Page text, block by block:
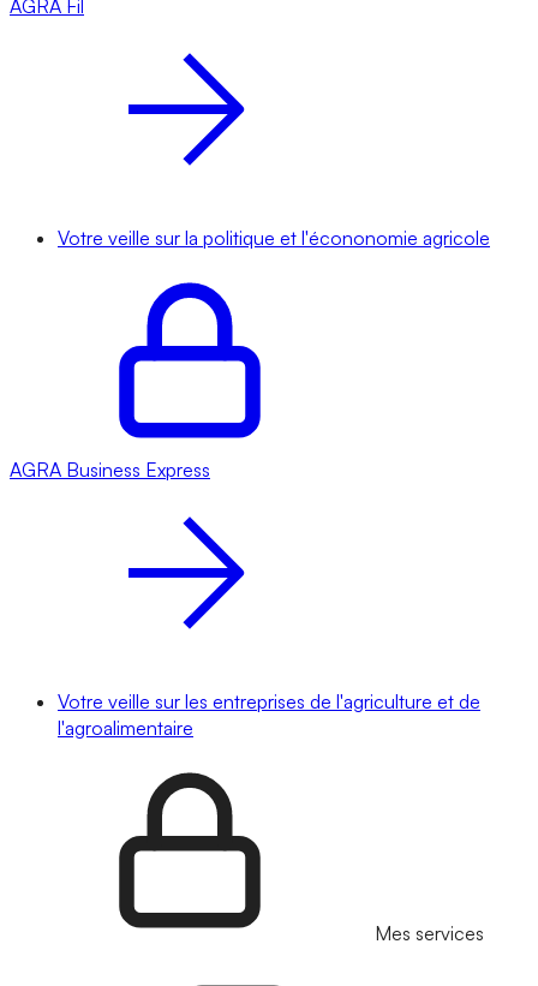
AGRA Fil
Votre veille sur la politique et l'écononomie agricole
AGRA Business Express
Votre veille sur les entreprises de l'agriculture et de
l'agroalimentaire
Mes services